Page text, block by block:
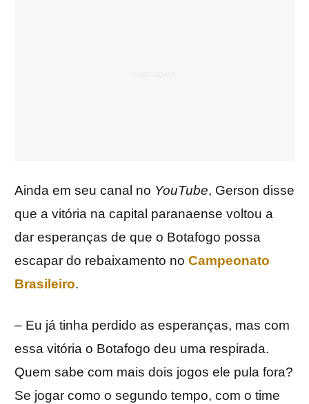
Ainda em seu canal no YouTube, Gerson disse
que a vitória na capital paranaense voltou a
dar esperanças de que o Botafogo possa
escapar do rebaixamento no Campeonato
Brasileiro.
– Eu já tinha perdido as esperanças, mas com
essa vitória o Botafogo deu uma respirada.
Quem sabe com mais dois jogos ele pula fora?
Se jogar como o segundo tempo, com o time